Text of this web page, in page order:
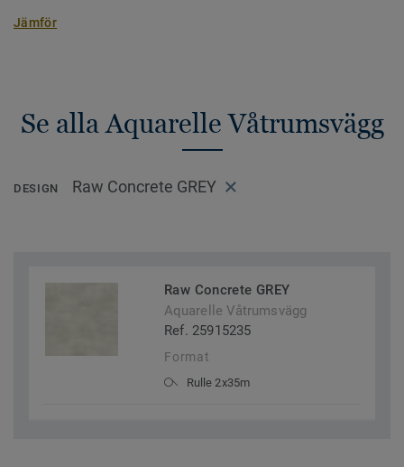
Jämför
Se alla Aquarelle Våtrumsvägg
DESIGN Raw Concrete GREY
Raw Concrete GREY
Aquarelle Våtrumsvägg
Ref. 25915235
Format
Rulle 2x35m